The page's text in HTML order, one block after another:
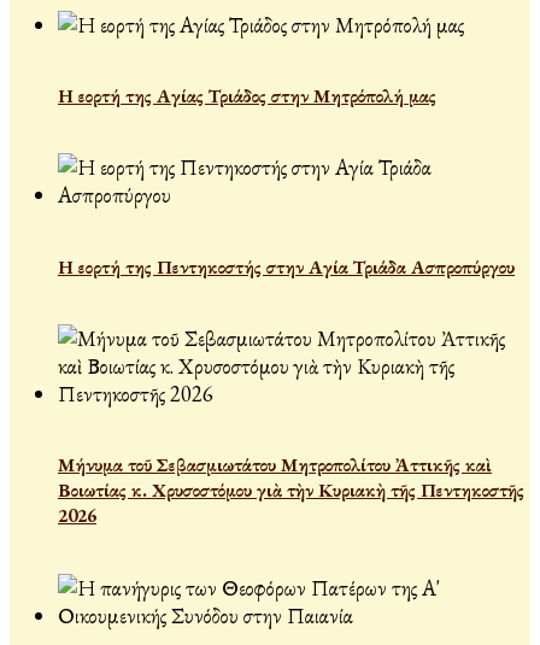
Η εορτή της Αγίας Τριάδος στην Μητρόπολή μας
Η εορτή της Πεντηκοστής στην Αγία Τριάδα Ασπροπύργου
Μήνυμα τοῦ Σεβασμιωτάτου Μητροπολίτου Ἀττικῆς καὶ
Βοιωτίας κ. Χρυσοστόμου γιὰ τὴν Κυριακὴ τῆς Πεντηκοστῆς
2026